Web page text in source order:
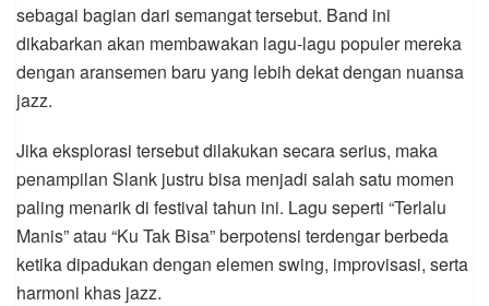
sebagai bagian dari semangat tersebut. Band ini
dikabarkan akan membawakan lagu-lagu populer mereka
dengan aransemen baru yang lebih dekat dengan nuansa
jazz.
Jika eksplorasi tersebut dilakukan secara serius, maka
penampilan Slank justru bisa menjadi salah satu momen
paling menarik di festival tahun ini. Lagu seperti “Terlalu
Manis” atau “Ku Tak Bisa” berpotensi terdengar berbeda
ketika dipadukan dengan elemen swing, improvisasi, serta
harmoni khas jazz.